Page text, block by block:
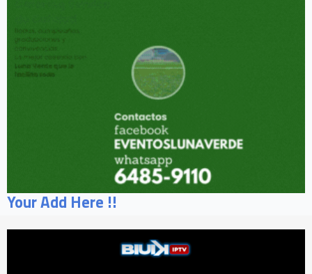
Your Add Here !!